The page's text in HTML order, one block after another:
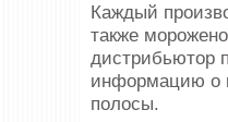
Каждый
также
дистрибьютор
информацию о
полосы.